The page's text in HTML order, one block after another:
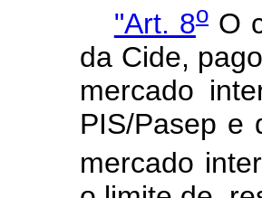
"Art. 8oO
da Cide,
mercado
PIS/Pasep e
mercado